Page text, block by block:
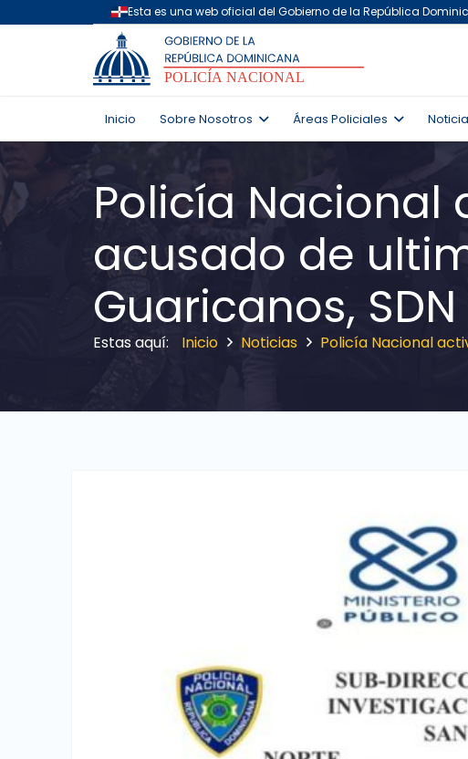
Inicio Sobre Nosotros Áreas Policiales
Policía
acusado de
Guaricanos, SDN
Inicio Noticias Policía Nacional